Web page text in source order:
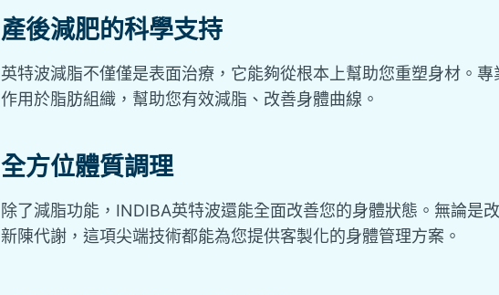
產後減肥的科學支持
英特波減脂不僅僅是表面治療，它能夠從根本上幫助您重塑身材。
作用於脂肪組織，幫助您有效減脂、改善身體曲線。
全方位體質調理
除了減脂功能，INDIBA英特波還能全面改善您的身體狀態。無論是
新陳代謝，這項尖端技術都能為您提供客製化的身體管理方案。